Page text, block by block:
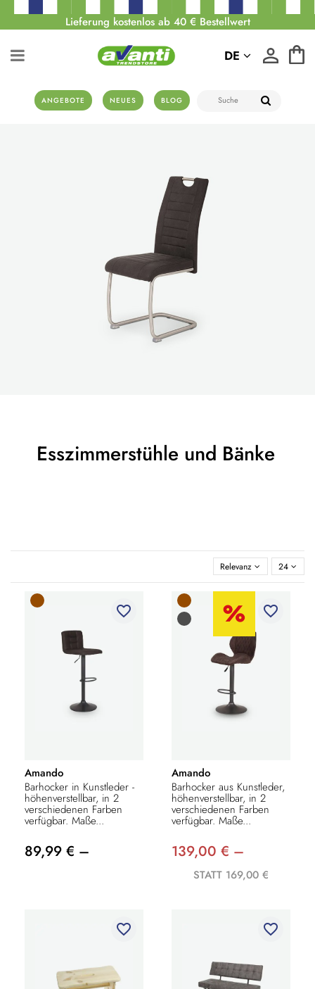
Lieferung kostenlos ab 40 € Bestellwert
ANGEBOTE NEUES BLOG
DE
Esszimmerstühle und Bänke
Relevanz 24
favorite_border
Amando
Barhocker in Kunstleder -
höhenverstellbar, in 2
verschiedenen Farben
verfügbar. Maße...
89,99 € –
favorite_border
Amando
Barhocker aus Kunstleder,
höhenverstellbar, in 2
verschiedenen Farben
verfügbar. Maße...
139,00 € –
STATT 169,00 €
favorite_border favorite_border